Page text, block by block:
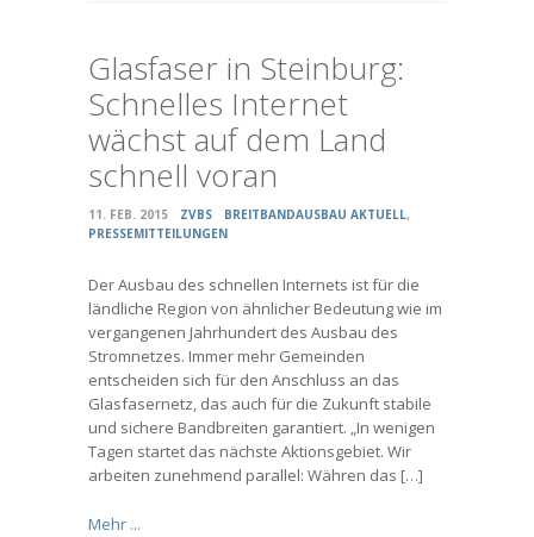
Glasfaser in Steinburg:
Schnelles Internet
wächst auf dem Land
schnell voran
11. FEB. 2015 ZVBS BREITBANDAUSBAU AKTUELL,
PRESSEMITTEILUNGEN
Der Ausbau des schnellen Internets ist für die
ländliche Region von ähnlicher Bedeutung wie im
vergangenen Jahrhundert des Ausbau des
Stromnetzes. Immer mehr Gemeinden
entscheiden sich für den Anschluss an das
Glasfasernetz, das auch für die Zukunft stabile
und sichere Bandbreiten garantiert. „In wenigen
Tagen startet das nächste Aktionsgebiet. Wir
arbeiten zunehmend parallel: Währen das […]
Mehr ...